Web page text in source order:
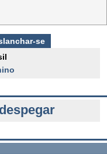
se
despegar